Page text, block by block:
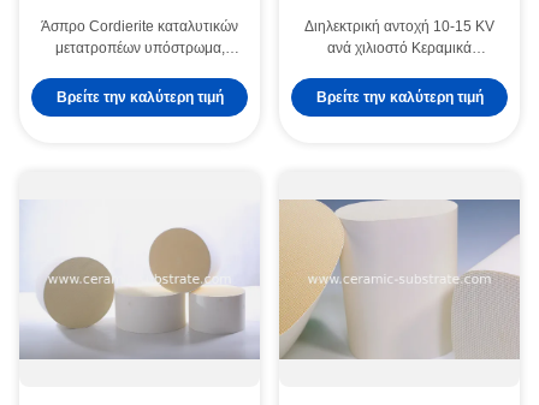
Άσπρο Cordierite καταλυτικών
μετατροπέων υπόστρωμα,
Βρείτε την καλύτερη τιμή
Διηλεκτρική αντοχή 10-15 KV
ανά χιλιοστό Κεραμικά
Επίστρωση Μήκος κύματος
λέιζερ 355 Nm Κατάλληλο για
Βρείτε την καλύτερη τιμή